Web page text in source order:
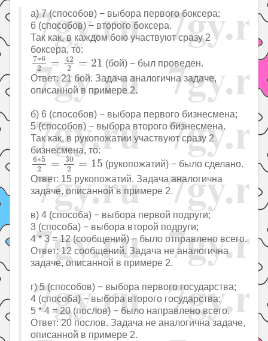
а) 7 (способов) − выбора первого боксера;
6 (способов) − второго боксера.
Так как, в каждом бою участвуют сразу 2
боксера, то:
7∗6
2
=
42
2
= 21
7∗62=422
(бой) − был проведен.
Ответ: 21 бой. Задача аналогична задаче,
описанной в примере 2.
б) 6 (способов) − выбора первого бизнесмена;
5 (способов) − выбора второго бизнесмена.
Так как, в рукопожатии участвуют сразу 2
бизнесмена, то:
6∗5
2
= 30
2
= 15
6∗52=302 =15
(рукопожатий) − было сделано.
Ответ: 15 рукопожатий. Задача аналогична
задаче, описанной в примере 2.
в) 4 (способа) − выбора первой подруги;
3 (способа) − выбора второй подруги;
4 * 3 = 12 (сообщений) − было отправлено всего.
Ответ: 12 сообщений. Задача не аналогична
задаче, описанной в примере 2.
г) 5 (способов) − выбора первого государства;
4 (способа) − выбора второго государства;
5 * 4 = 20 (послов) − было направлено всего.
Ответ: 20 послов. Задача не аналогична задаче,
описанной в примере 2.